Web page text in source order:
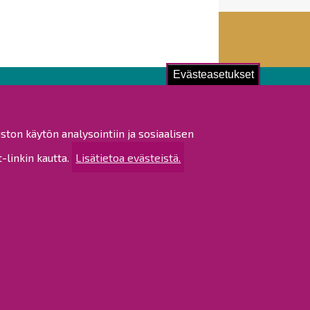
Evästeasetukset
käytön analysointiin ja sosiaalisen
linkin kautta.
Lisätietoa evästeistä.
ja pöytäkirjat